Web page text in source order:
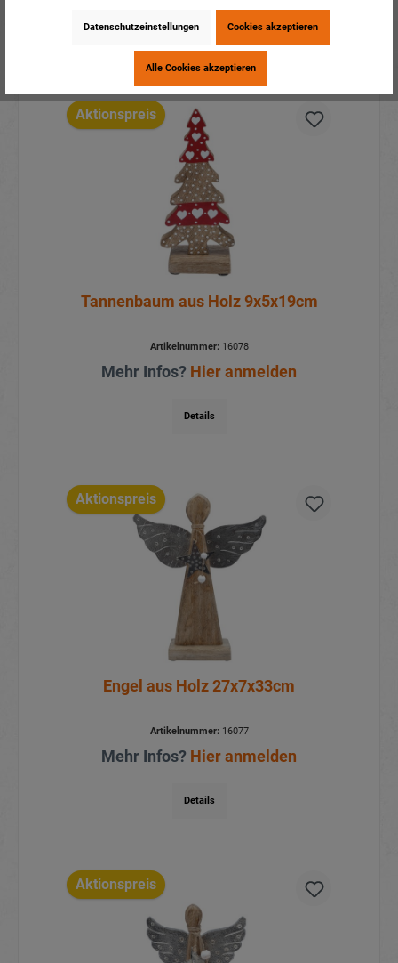
Details
Aktionspreis
Tannenbaum aus Holz 9x5x19cm
Artikelnummer:16078
Mehr Infos? Hier anmelden
Details
Aktionspreis
Engel aus Holz 27x7x33cm
Artikelnummer:16077
Mehr Infos? Hier anmelden
Details
Aktionspreis
Datenschutzeinstellungen Cookies akzeptieren
Alle Cookies akzeptieren